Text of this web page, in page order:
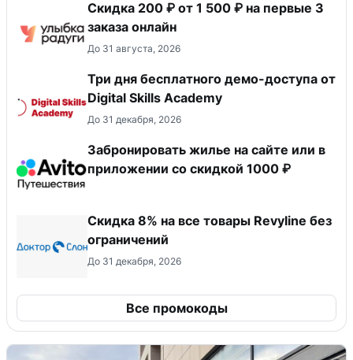
Скидка 200 ₽ от 1 500 ₽ на первые 3
заказа онлайн
До 31 августа, 2026
Три дня бесплатного демо-доступа от
Digital Skills Academy
До 31 декабря, 2026
Забронировать жилье на сайте или в
приложении со скидкой 1000 ₽
​Скидка 8% на все товары Revyline без
ограничений
До 31 декабря, 2026
Все промокоды